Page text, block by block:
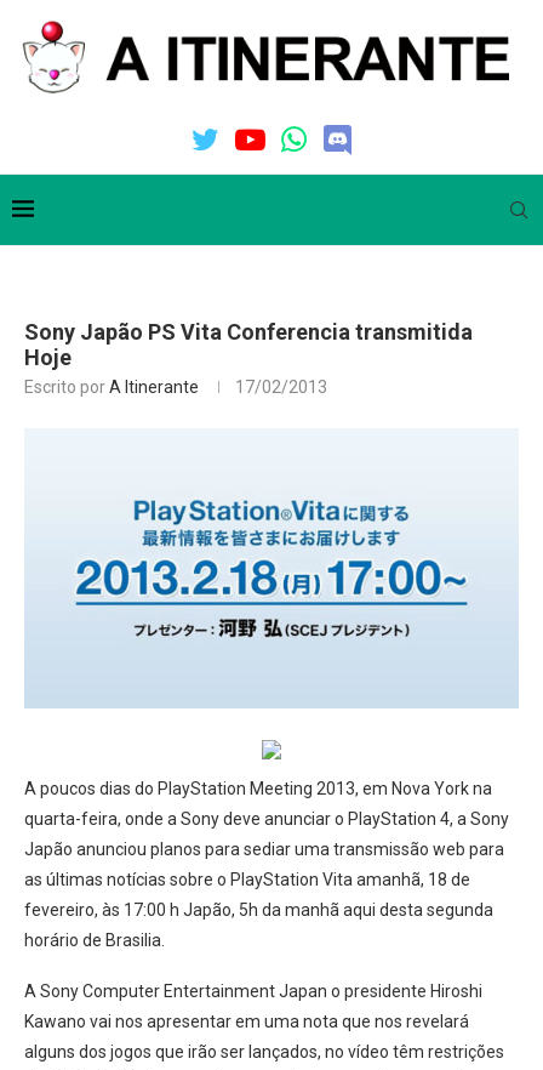
Sony Japão PS Vita Conferencia transmitida
Hoje
Escrito porA Itinerante 17/02/2013
A poucos dias do PlayStation Meeting 2013, em Nova York na
quarta-feira, onde a Sony deve anunciar o PlayStation 4, a Sony
Japão anunciou planos para sediar uma transmissão web para
as últimas notícias sobre o PlayStation Vita amanhã, 18 de
fevereiro, às 17:00 h Japão, 5h da manhã aqui desta segunda
horário de Brasilia.
A Sony Computer Entertainment Japan o presidente Hiroshi
Kawano vai nos apresentar em uma nota que nos revelará
alguns dos jogos que irão ser lançados, no vídeo têm restrições